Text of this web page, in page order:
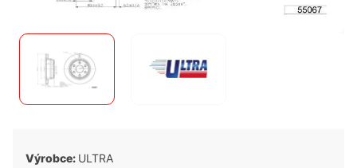
Výrobce: ULTRA